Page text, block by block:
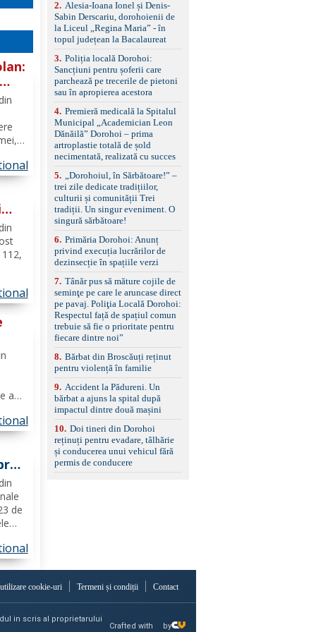
de
a
ce
ani,
de
la
schimbare bandă și
menținere bandă Faruri
bi-xenon adaptive cu
asistent fază lungă
automată , lumini de zi
LED, proiectoare ceață
LED, spălătoare faruri
față/spate, cameră
marșarier Keyless entry
& start, geamuri electrice
față/spate, oglinzi
electrice, încălzite și
rabatabile Sistem hands-
free, Bluetooth, USB
Sistem start/stop, frână
de parcare electrică,
anvelope vară runflat
filtru de particule,
standard Euro 6 Trapă
panoramică, geamuri
remorcare Bonus: -
Covorașe textile montate
pe mașină. -Ofer și un
set de covorașe din
cauciuc/pvc. -Se vinde
împreună cu un set de
anvelope de iarnă.
2. Alesia-Ioana Ionel și Denis-
Sabin Derscariu, dorohoienii de
la Liceul „Regina Maria” - în
topul județean la Bacalaureat
3. Poliția locală Dorohoi:
Sancțiuni pentru șoferii care
parchează pe trecerile de pietoni
sau în apropierea acestora
4. Premieră medicală la Spitalul
Municipal „Academician Leon
Dănăilă” Dorohoi – prima
artroplastie totală de șold
necimentată, realizată cu succes
5.
„Dorohoiul, în Sărbătoare!” –
trei zile dedicate tradițiilor,
culturii și comunității Trei
tradiții. Un singur eveniment. O
singură sărbătoare!
6. Primăria Dorohoi: Anunț
privind execuția lucrărilor de
dezinsecție în spațiile verzi
7. Tânăr pus să măture cojile de
seminţe pe care le aruncase direct
pe pavaj. Poliţia Locală Dorohoi:
Respectul față de spațiul comun
trebuie să fie o prioritate pentru
fiecare dintre noi”
8. Bărbat din Broscăuți reținut
pentru violență în familie
9. Accident la Pădureni. Un
bărbat a ajuns la spital după
impactul dintre două mașini
10. Doi tineri din Dorohoi
reținuți pentru evadare, tâlhărie
și conducerea unui vehicul fără
permis de conducere
cookie-uri Termeni și condiții Contact
in scris al proprietarului
Crafted with by